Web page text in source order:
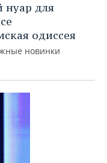
нуар для
одиссея
новинки